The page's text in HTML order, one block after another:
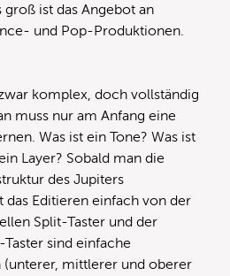
ist das Angebot an
und Pop-Produktionen.
komplex, doch vollständig
muss nur am Anfang eine
Was ist ein Tone? Was ist
Layer? Sobald man die
des Jupiters
Editieren einfach von der
Split-Taster und der
sind einfache
(unterer, mittlerer und oberer